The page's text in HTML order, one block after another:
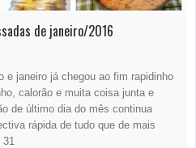
de janeiro/2016
e janeiro já chegou ao fim rapidinho
calorão e muita coisa junta e
de último dia do mês continua
rápida de tudo que de mais